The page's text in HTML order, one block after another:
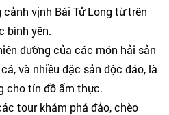
vịnh Bái Tử Long từ trên
bình yên.
đường của các món hải sản
và nhiều đặc sản độc đáo, là
cho tín đồ ẩm thực.
tour khám phá đảo, chèo